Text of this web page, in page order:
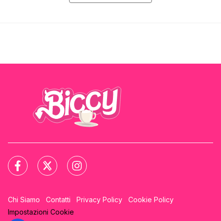
Chi Siamo Contatti Privacy Policy
Cookie Policy
Impostazioni Cookie